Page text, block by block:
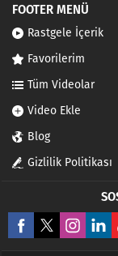
FOOTER MENÜ
Rastgele İçerik
Favorilerim
Tüm Videolar
Video Ekle
Blog
Gizlilik Politikası